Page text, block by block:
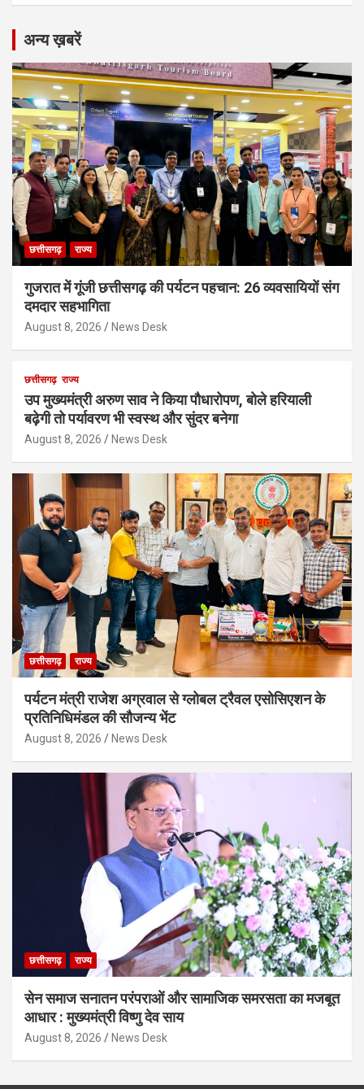
अन्य ख़बरें
छत्तीसगढ़ राज्य
गुजरात में गूंजी छत्तीसगढ़ की पर्यटन पहचान: 26 व्यवसायियों संग
दमदार सहभागिता
August 8, 2026 News Desk
छत्तीसगढ़ राज्य
उप मुख्यमंत्री अरुण साव ने किया पौधारोपण, बोले हरियाली
बढ़ेगी तो पर्यावरण भी स्वस्थ और सुंदर बनेगा
August 8, 2026 News Desk
छत्तीसगढ़ राज्य
पर्यटन मंत्री राजेश अग्रवाल से ग्लोबल ट्रैवल एसोसिएशन के
प्रतिनिधिमंडल की सौजन्य भेंट
August 8, 2026 News Desk
छत्तीसगढ़ राज्य
सेन समाज सनातन परंपराओं और सामाजिक समरसता का मजबूत
आधार : मुख्यमंत्री विष्णु देव साय
August 8, 2026 News Desk